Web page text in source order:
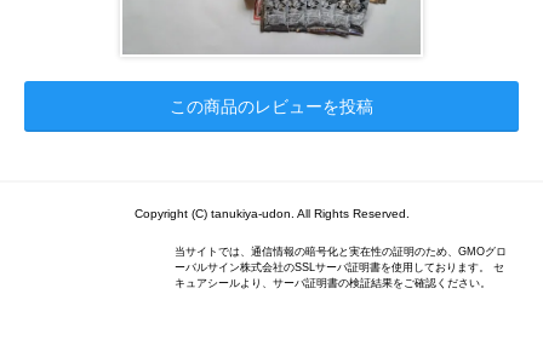
この商品のレビューを投稿
Copyright (C) tanukiya-udon. All Rights Reserved.
当サイトでは、通信情報の暗号化と実在性の証明のため、GMOグロ
ーバルサイン株式会社のSSLサーバ証明書を使用しております。 セ
キュアシールより、サーバ証明書の検証結果をご確認ください。